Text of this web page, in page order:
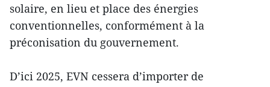
solaire, en lieu et place des énergies
conventionnelles, conformément à la
préconisation du gouvernement.
D’ici 2025, EVN cessera d’importer de